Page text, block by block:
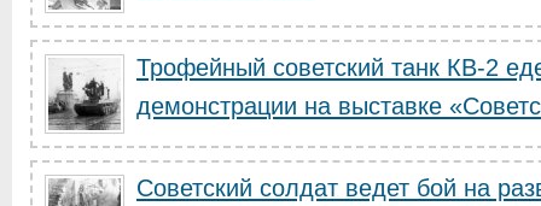
Трофейный советский танк КВ-2
демонстрации на выставке
Советский солдат ведет бой на